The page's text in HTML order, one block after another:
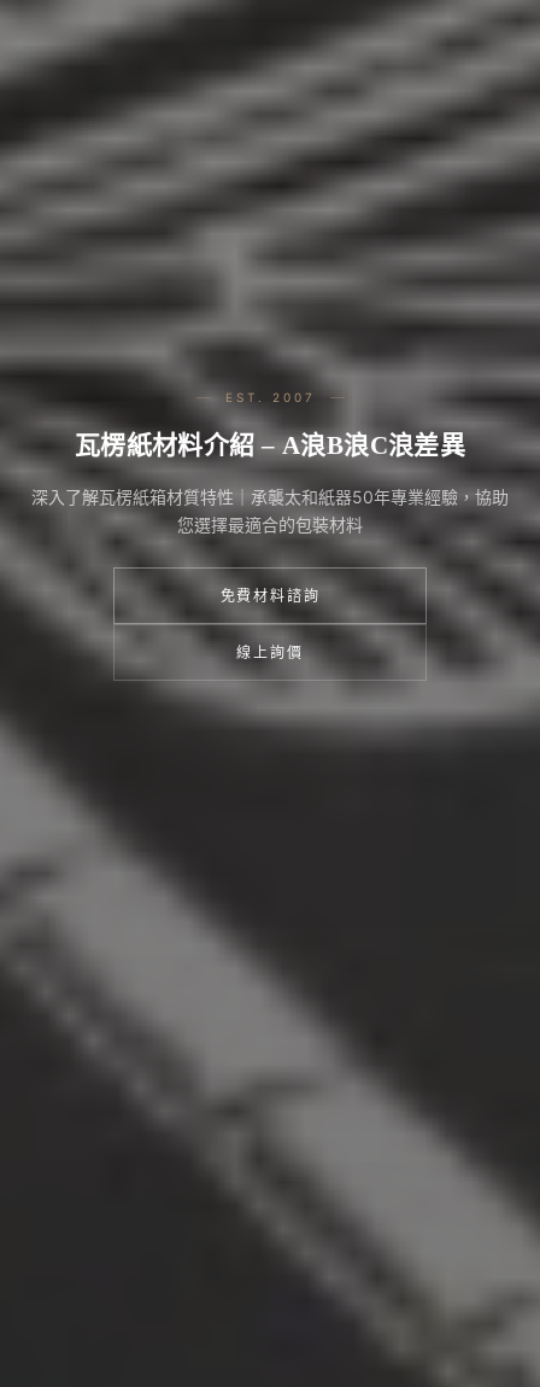
EST. 2007
瓦楞紙材料介紹 – A浪B浪C浪差異
深入了解瓦楞紙箱材質特性｜承襲太和紙器50年專業經驗，協助
您選擇最適合的包裝材料
免費材料諮詢
線上詢價